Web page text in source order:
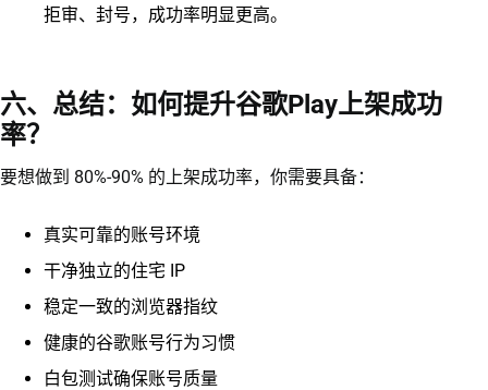
拒审、封号，成功率明显更高。
六、总结：如何提升谷歌Play上架成功
率？
要想做到 80%-90% 的上架成功率，你需要具备：
真实可靠的账号环境
干净独立的住宅 IP
稳定一致的浏览器指纹
健康的谷歌账号行为习惯
白包测试确保账号质量